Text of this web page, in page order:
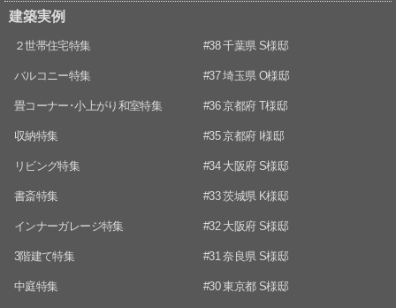
建築実例
２世帯住宅特集
バルコニー特集
畳コーナー･小上がり和室特集
収納特集
リビング特集
書斎特集
インナーガレージ特集
3階建て特集
中庭特集
#38 千葉県 S様邸
#37 埼玉県 O様邸
#36 京都府 T様邸
#35 京都府 I様邸
#34 大阪府 S様邸
#33 茨城県 K様邸
#32 大阪府 S様邸
#31 奈良県 S様邸
#30 東京都 S様邸